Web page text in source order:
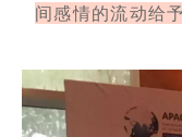
间感情的流动给